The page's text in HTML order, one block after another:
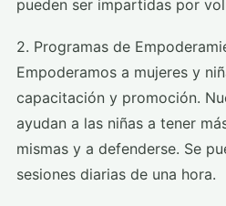
pueden ser impartidas por
2. Programas de
Empoderamos a mujeres y
capacitación y promoción.
ayudan a las niñas a tener
mismas y a defenderse. Se
sesiones diarias de una hora.